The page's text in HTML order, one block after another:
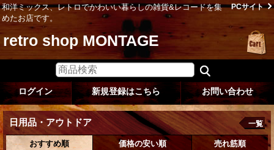
和洋ミックス、レトロでかわいい暮らしの雑貨&レコードを集
めたお店です。
PCサイト
retro shop MONTAGE
ログイン 新規登録はこちら お問い合わせ
日用品・アウトドア 一覧
おすすめ順 価格の安い順
売れ筋順